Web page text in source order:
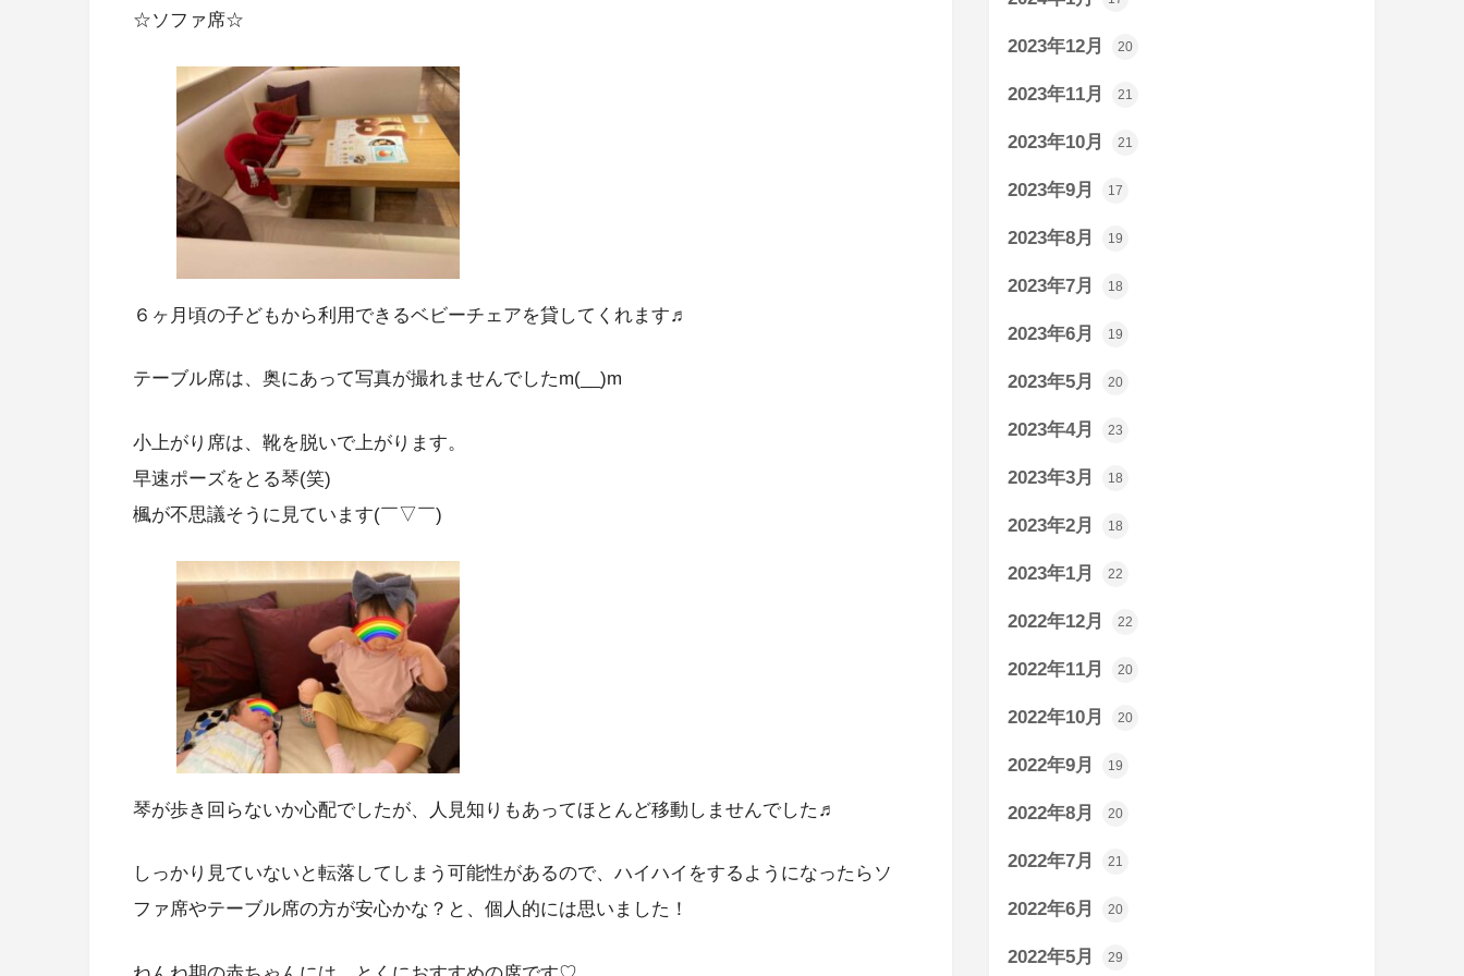
☆ソファ席☆
６ヶ月頃の子どもから利用できるベビーチェアを貸してくれます♬
テーブル席は、奥にあって写真が撮れませんでしたm(__)m
小上がり席は、靴を脱いで上がります。
早速ポーズをとる琴(笑)
楓が不思議そうに見ています(￣▽￣)
琴が歩き回らないか心配でしたが、人見知りもあってほとんど移動しませんでした♬
しっかり見ていないと転落してしまう可能性があるので、ハイハイをするようになったらソ
ファ席やテーブル席の方が安心かな？と、個人的には思いました！
2023年12月 20
2023年11月 21
2023年10月 21
2023年9月 17
2023年8月 19
2023年7月 18
2023年6月 19
2023年5月 20
2023年4月 23
2023年3月 18
2023年2月 18
2023年1月 22
2022年12月 22
2022年11月 20
2022年10月 20
2022年9月 19
2022年8月 20
2022年7月 21
2022年6月 20
2022年5月 29